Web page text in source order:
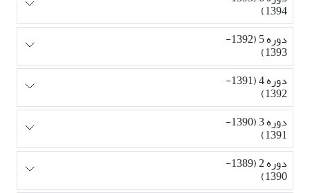
1394)
دوره 5 (1392-
1393)
دوره 4 (1391-
1392)
دوره 3 (1390-
1391)
دوره 2 (1389-
1390)